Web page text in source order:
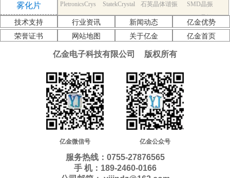
雾化片
晶振
振
PletronicsCrys
tal晶振
StatekCrystal
晶振
石英晶体谐振
器
SMD晶振
KDS Quartz cr
ystal
NDK Quartz c
rystal
EPSON Quart
z crystal
AEK晶振
AEL晶振
Cardinal晶振 Crystek晶振
Euroquartz晶
振
KVG晶振
MMDCOMP
MtronPTI晶振
QuartzCom晶
振
QuartzChnik
SUNTSU晶振
Transko晶振
WI2WI晶振
富士晶振
MERCURY晶
振
韩国三呢晶振
ITTI晶振 ACT晶振
Lihom晶振
rubyquartz晶
Oscilent晶振
SHINSUNG
晶振
SMI晶振 PDI晶振
C-TECH晶振
Microchip晶
NIC晶振
QVS晶振 Bomar晶振
技术支持 行业资讯 新闻动态
亿金优势
荣誉证书
网站地图 关于亿金 亿金首页
亿金电子科技有限公司 版权所有
亿金微信号 亿金公众号
服务热线：0755-27876565
手 机：189-2460-0166